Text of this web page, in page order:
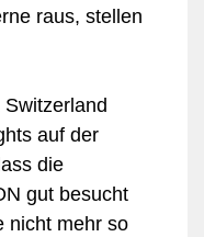
raus, stellen
auf der
die
gut besucht
nicht mehr so